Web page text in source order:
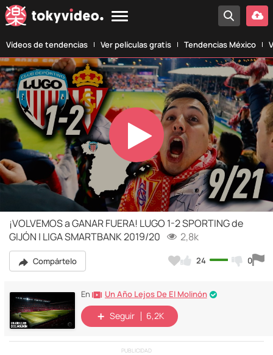
Vídeos de tendencias Ver películas gratis Tendencias México
Play
Video
¡VOLVEMOS a GANAR FUERA! LUGO 1-2 SPORTING de
GIJÓN | LIGA SMARTBANK 2019/20
2,8k
Compártelo 24 0
En Un Año Lejos De El Molinón
Seguir 6,2K
PUBLICIDAD